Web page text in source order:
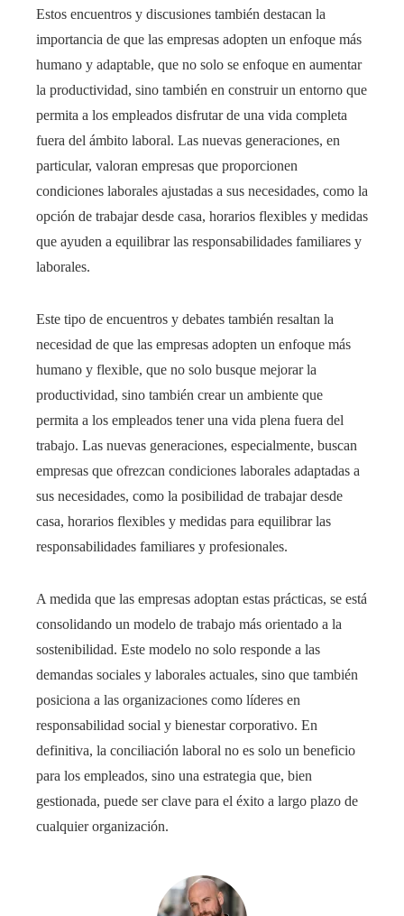
Estos encuentros y discusiones también destacan la
importancia de que las empresas adopten un enfoque más
humano y adaptable, que no solo se enfoque en aumentar
la productividad, sino también en construir un entorno que
permita a los empleados disfrutar de una vida completa
fuera del ámbito laboral. Las nuevas generaciones, en
particular, valoran empresas que proporcionen
condiciones laborales ajustadas a sus necesidades, como la
opción de trabajar desde casa, horarios flexibles y medidas
que ayuden a equilibrar las responsabilidades familiares y
laborales.
Este tipo de encuentros y debates también resaltan la
necesidad de que las empresas adopten un enfoque más
humano y flexible, que no solo busque mejorar la
productividad, sino también crear un ambiente que
permita a los empleados tener una vida plena fuera del
trabajo. Las nuevas generaciones, especialmente, buscan
empresas que ofrezcan condiciones laborales adaptadas a
sus necesidades, como la posibilidad de trabajar desde
casa, horarios flexibles y medidas para equilibrar las
responsabilidades familiares y profesionales.
A medida que las empresas adoptan estas prácticas, se está
consolidando un modelo de trabajo más orientado a la
sostenibilidad. Este modelo no solo responde a las
demandas sociales y laborales actuales, sino que también
posiciona a las organizaciones como líderes en
responsabilidad social y bienestar corporativo. En
definitiva, la conciliación laboral no es solo un beneficio
para los empleados, sino una estrategia que, bien
gestionada, puede ser clave para el éxito a largo plazo de
cualquier organización.